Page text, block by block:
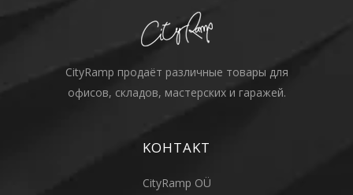
CityRamp продаёт различные товары для
офисов, складов, мастерских и гаражей.
KOHTAKT
CityRamp OÜ